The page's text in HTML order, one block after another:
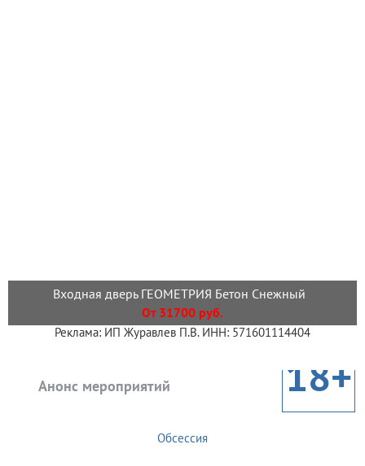
Входная дверь ГЕОМЕТРИЯ Бетон Снежный
От 31700 руб.
Реклама: ИП Журавлев П.В. ИНН: 571601114404
Анонс мероприятий 18+
Обсессия